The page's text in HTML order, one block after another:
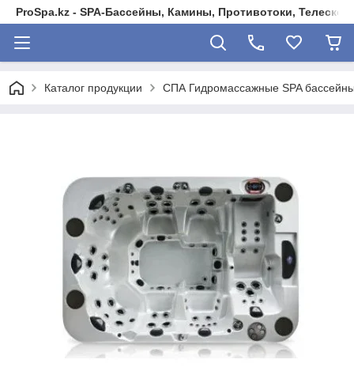
ProSpa.kz - SPA-Бассейны, Камины, Противотоки,
Каталог продукции СПА Гидромассажные SPA